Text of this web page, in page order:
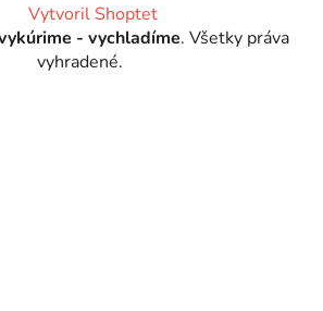
Vytvoril Shoptet
- vychladíme. Všetky práva
vyhradené.